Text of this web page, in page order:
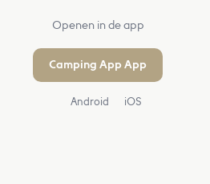
Openen in de app
Camping App App
Android iOS